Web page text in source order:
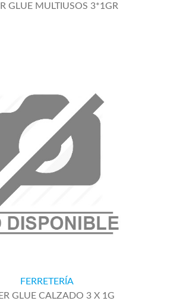
GLUE MULTIUSOS 3*1GR
FERRETERÍA
GLUE CALZADO 3 X 1G